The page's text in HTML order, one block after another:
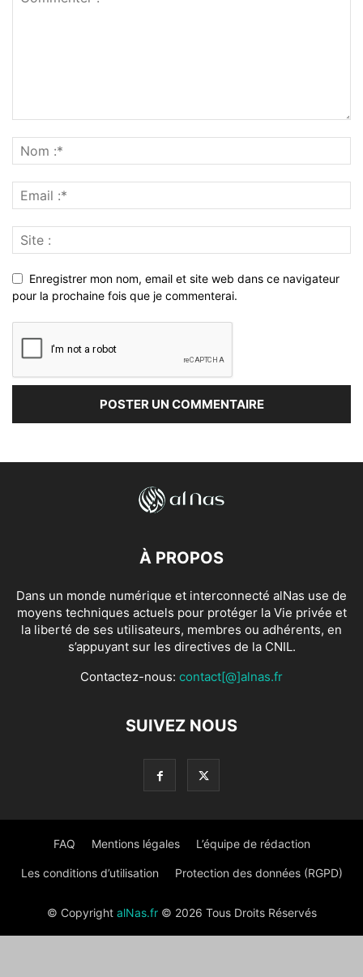
Enregistrer mon nom, email et site web dans ce navigateur
pour la prochaine fois que je commenterai.
À PROPOS
Dans un monde numérique et interconnecté alNas use de
moyens techniques actuels pour protéger la Vie privée et
la liberté de ses utilisateurs, membres ou adhérents, en
s’appuyant sur les directives de la CNIL.
Contactez-nous: contact[@]alnas.fr
SUIVEZ NOUS
FAQ Mentions légales L’équipe de rédaction
Les conditions d’utilisation Protection des données (RGPD)
© Copyright alNas.fr© 2026 Tous Droits Réservés